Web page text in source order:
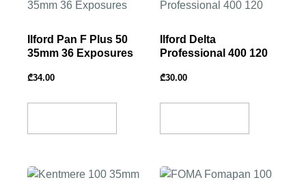
Ilford Pan F Plus 50
35mm 36 Exposures
₾34.00
Ilford Delta
Professional 400 120
₾30.00